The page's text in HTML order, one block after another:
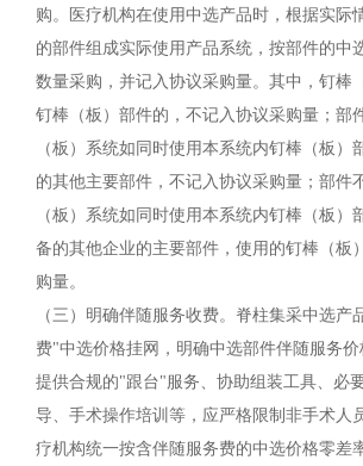
购。医疗机构在使用中选产品时，根据实际
的部件组成实际使用产品系统，按部件的中
数量采购，并记入协议采购量。其中，钉棒
钉棒（板）部件的，不记入协议采购量；部
（板）系统如同时使用本系统内钉棒（板）
的其他主要部件，不记入协议采购量；部件
（板）系统如同时使用本系统内钉棒（板）
备的其他企业的主要部件，使用的钉棒（板
购量。
（三）明确伴随服务收费。脊柱集采中选产
费"中选价格挂网，明确中选部件伴随服务
提供合规的"跟台"服务、协助组装工具、必
导、手术操作培训等，应严格限制非手术人
疗机构统一按含伴随服务费的中选价格零差